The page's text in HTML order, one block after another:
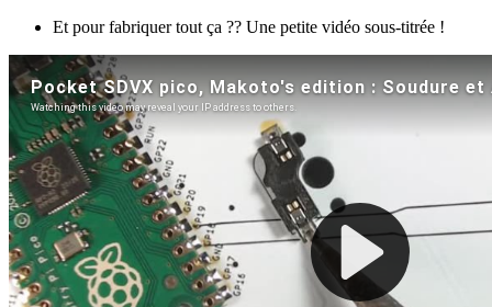
Et pour fabriquer tout ça ?? Une petite vidéo sous-titrée !